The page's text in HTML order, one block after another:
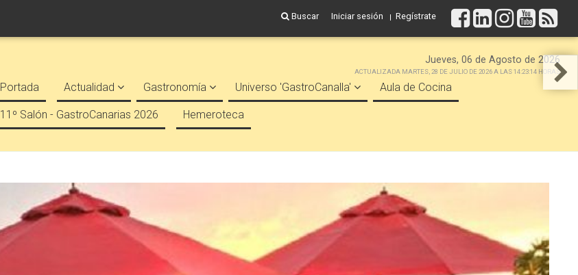
Buscar Iniciar sesión Regístrate
Jueves, 06 de Agosto de 2026
ACTUALIZADA MARTES, 28 DE JULIO DE 2026 A LAS 14:23:14 HORAS
Portada Actualidad Gastronomía Universo 'GastroCanalla' Aula de Cocina
11º Salón - GastroCanarias 2026 Hemeroteca